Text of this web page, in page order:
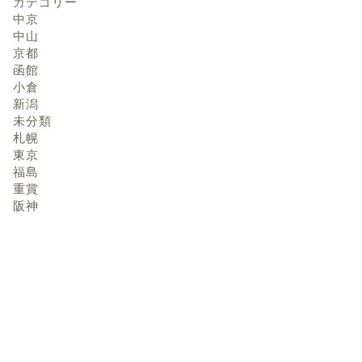
中京
中山
京都
函館
小倉
新潟
未分類
札幌
東京
福島
重賞
阪神